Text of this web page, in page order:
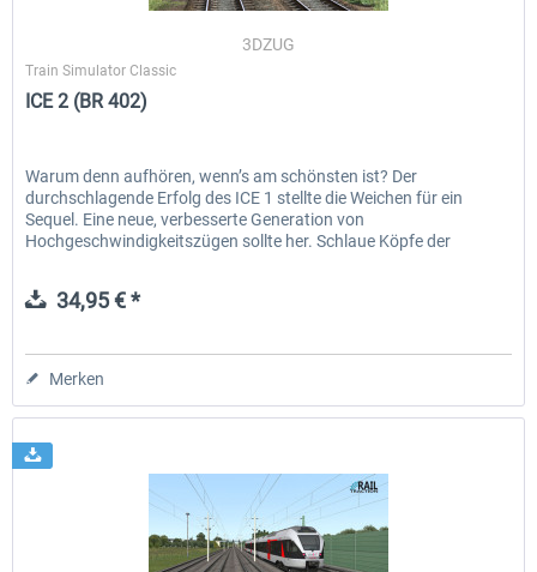
3DZUG
Train Simulator Classic
ICE 2 (BR 402)
Warum denn aufhören, wenn’s am schönsten ist? Der
durchschlagende Erfolg des ICE 1 stellte die Weichen für ein
Sequel. Eine neue, verbesserte Generation von
Hochgeschwindigkeitszügen sollte her. Schlaue Köpfe der
34,95 € *
Merken